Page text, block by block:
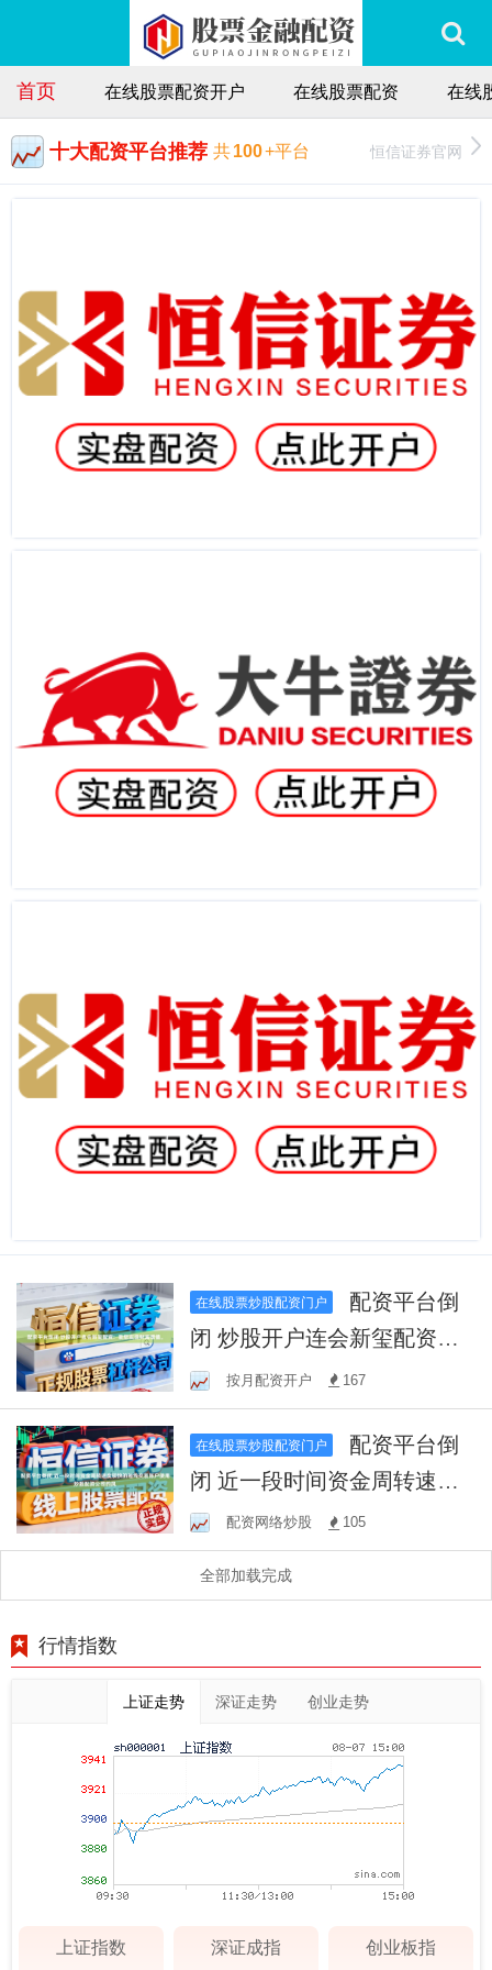
首页 在线股票配资开户 在线股票配资 在线
十大配资平台推荐 共100+平台 恒信证券官网
在线股票炒股配资门户
闭 炒股开户连会新玺配资：
助您实现财富增值。
按月配资开户 167
在线股票炒股配资门户
闭 近一段时间资金周转速度
较快的短线交易账户使用炒
股配资公司的风
配资网络炒股 105
全部加载完成
行情指数
上证走势 深证走势 创业走势
上证指数 深证成指 创业板指